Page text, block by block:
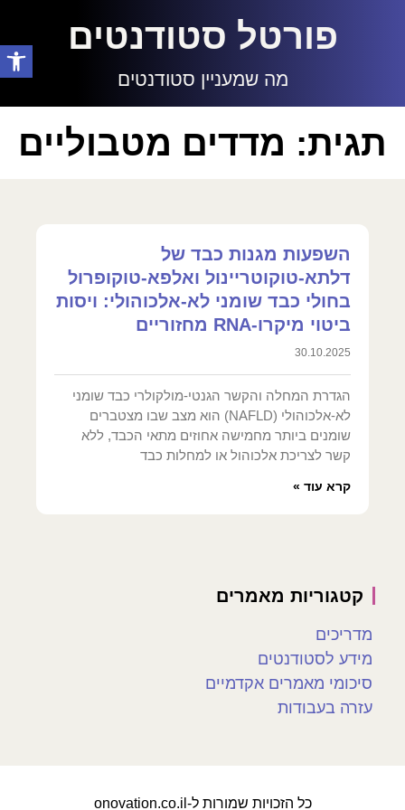
פתח
פורטל סטודנטים
מה שמעניין סטודנטים
תגית: מדדים מטבוליים
השפעות מגנות כבד של
דלתא-טוקוטריינול ואלפא-טוקופרול
בחולי כבד שומני לא-אלכוהולי: ויסות
ביטוי מיקרו-RNA מחזוריים
30.10.2025
הגדרת המחלה והקשר הגנטי-מולקולרי כבד שומני
לא-אלכוהולי (NAFLD) הוא מצב שבו מצטברים
שומנים ביותר מחמישה אחוזים מתאי הכבד, ללא
קשר לצריכת אלכוהול או למחלות כבד
קרא עוד »
קטגוריות מאמרים
מדריכים
מידע לסטודנטים
סיכומי מאמרים אקדמיים
עזרה בעבודות
כל הזכויות שמורות ל-onovation.co.il